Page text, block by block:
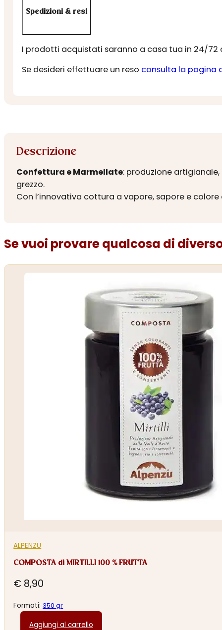
Spedizioni & resi
I prodotti acquistati saranno a casa tua in 24/72
Se desideri effettuare un reso consulta la pagina
Descrizione
Confettura e Marmellate: produzione
grezzo.
Con l’innovativa cottura a vapore, sapore e
Se vuoi provare qualcosa di
ALPENZU
COMPOSTA di MIRTILLI 100 % FRUTTA
€ 8,90
Formati:350 gr
Aggiungi al carrello